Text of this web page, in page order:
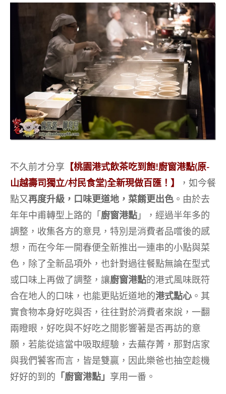
不久前才分享 【桃園港式飲茶吃到飽!廚窗港點(原-
山越壽司獨立/村民食堂)全新現做百匯！】
，如今餐
點又再度升級，口味更道地，菜餚更出色 。由於去
年年中甫轉型上路的「廚窗港點 」，經過半年多的
調整，收集各方的意見，特別是消費者品嚐後的感
想，而在今年一開春便全新推出一連串的小點與菜
色，除了全新品項外，也針對過往餐點無論在型式
或口味上再做了調整，讓廚窗港點的港式風味既符
合在地人的口味，也能更貼近道地的港式點心 。其
實食物本身好吃與否，往往對於消費者來說，一翻
兩瞪眼，好吃與不好吃之間影響著是否再訪的意
願，若能從這當中吸取經驗，去蕪存菁，那對店家
與我們饕客而言，皆是雙贏，因此樂爸也抽空趁機
好好的到的 「廚窗港點」 享用一番。